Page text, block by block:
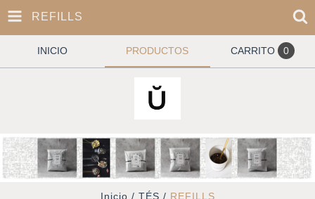
REFILLS
INICIO PRODUCTOS CARRITO 0
Inicio / TÉS / REFILLS